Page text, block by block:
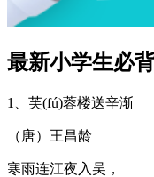
最新小学生必
1、芙(fú)蓉楼送辛渐
（唐）王昌龄
寒雨连江夜入吴，